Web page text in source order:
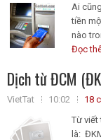
Ai
tiền
nào
Đọc
Dịch từ ĐCM
VietTat 10:02
18
Từ viết
là: